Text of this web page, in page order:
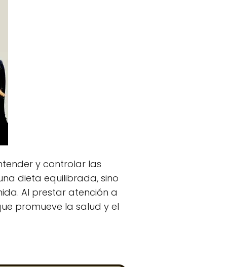
y controlar las
dieta equilibrada, sino
Al prestar atención a
promueve la salud y el